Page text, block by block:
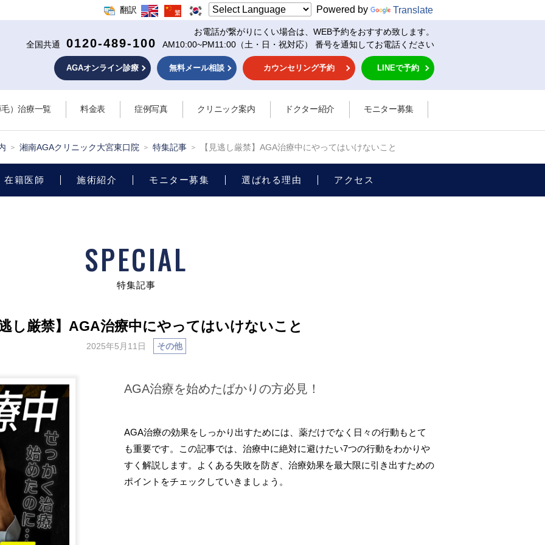
翻訳 Powered by Translate
お電話が繋がりにくい場合は、WEB予約をおすすめ致します。
全国共通
0120-489-100 AM10:00~PM11:00 （土・日・祝対応） 番号を通知してお電話ください
AGAオンライン診療 無料メール相談 カウンセリング予約 LINEで予約
）治療一覧 料金表 症例写真 クリニック案内 ドクター紹介 モニター募集
湘南AGAクリニック大宮東口院 特集記事 【見逃し厳禁】AGA治療中にやってはいけないこと
在籍医師 施術紹介 モニター募集 選ばれる理由 アクセス
SPECIAL
特集記事
し厳禁】AGA治療中にやってはいけないこと
2025年5月11日 その他
AGA治療を始めたばかりの方必見！
AGA治療の効果をしっかり出すためには、薬だけでなく日々の行動もとて
も重要です。この記事では、治療中に絶対に避けたい7つの行動をわかりや
すく解説します。よくある失敗を防ぎ、治療効果を最大限に引き出すための
ポイントをチェックしていきましょう。